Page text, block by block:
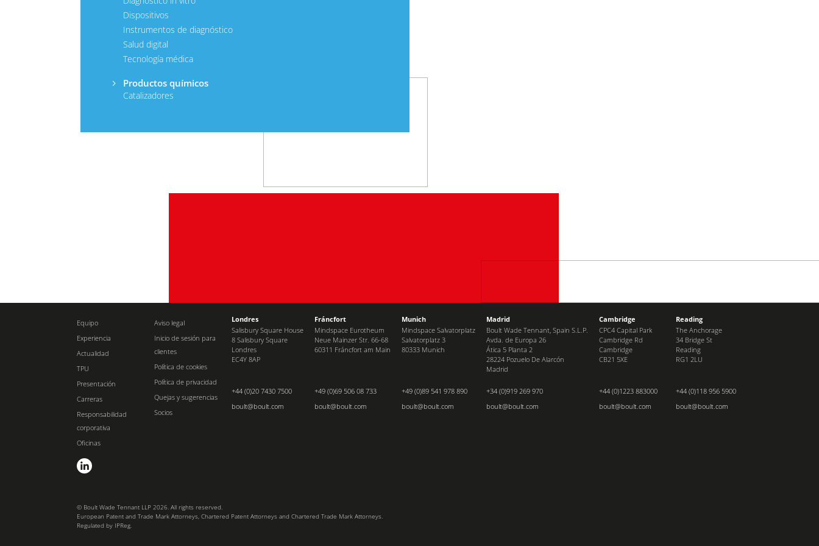
Dispositivos
Instrumentos de diagnóstico
Salud digital
Tecnología médica
Productos químicos
Catalizadores
Equipo
Experiencia
Actualidad
TPU
Presentación
Carreras
Responsabilidad
corporativa
Oficinas
Aviso legal
Inicio de sesión para
clientes
Política de cookies
Política de privacidad
Quejas y sugerencias
Socios
Londres
Salisbury Square House
8 Salisbury Square
Londres
EC4Y 8AP
+44 (0)20 7430 7500
boult@boult.com
Fráncfort
Mindspace Eurotheum
Neue Mainzer Str. 66-68
60311 Fráncfort am Main
+49 (0)69 506 08 733
boult@boult.com
Munich
Mindspace Salvatorplatz
Salvatorplatz 3
80333 Munich
+49 (0)89 541 978 890
boult@boult.com
Madrid
Boult Wade Tennant, Spain S.L.P.
Avda. de Europa 26
Ática 5 Planta 2
28224 Pozuelo De Alarcón
Madrid
+34 (0)919 269 970
boult@boult.com
Cambridge
CPC4 Capital Park
Cambridge Rd
Cambridge
CB21 5XE
+44 (0)1223 883000
boult@boult.com
Reading
The Anchorage
34 Bridge St
Reading
RG1 2LU
+44 (0)118 956 5900
boult@boult.com
© Boult Wade Tennant LLP 2026. All rights reserved.
European Patent and Trade Mark Attorneys, Chartered Patent Attorneys and Chartered Trade Mark Attorneys.
Regulated by IPReg.